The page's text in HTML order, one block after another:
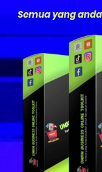
Semua yang